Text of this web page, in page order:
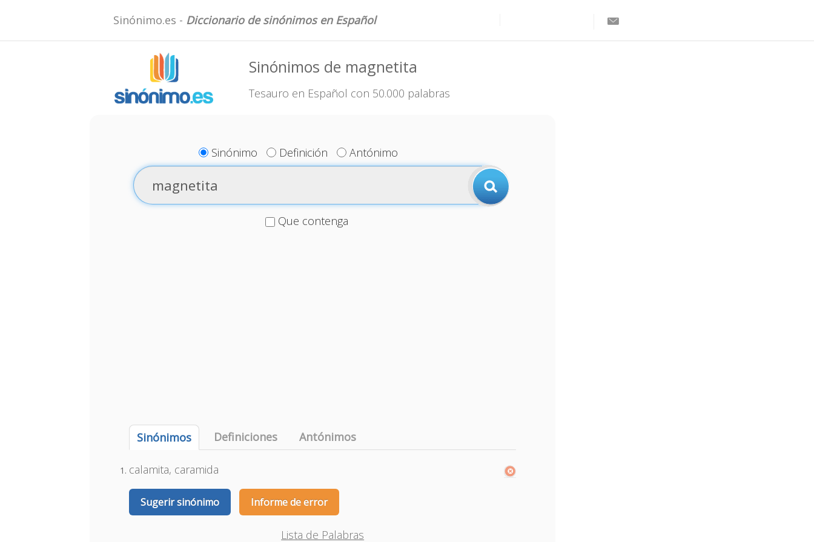
Sinónimo.es - Diccionario de sinónimos en Español
Sinónimos de magnetita
Tesauro en Español con 50.000 palabras
Sinónimo Definición Antónimo
Que contenga
Sinónimos Definiciones Antónimos
calamita, caramida
Sugerir sinónimo Informe de error
Lista de Palabras